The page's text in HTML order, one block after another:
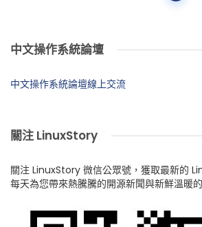
中文操作系統論壇
中文操作系統論壇線上交流
關注 LinuxStory
關注 LinuxStory 微信公眾號，獲取最新的
每天為您帶來熱騰騰的開源新聞與新鮮溫暖